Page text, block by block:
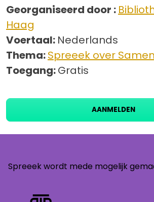
Georganiseerd door :
Haag
Voertaal: Nederlands
Thema:Spreeek over
Toegang:Gratis
AANMELDEN
Spreeek wordt mede mogelijk